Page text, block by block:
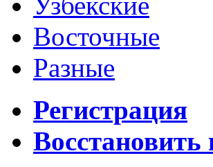
Восточные
Разные
Регистрация
Восстановить